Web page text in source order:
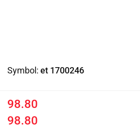
Symbol: et 1700246
98.80
98.80